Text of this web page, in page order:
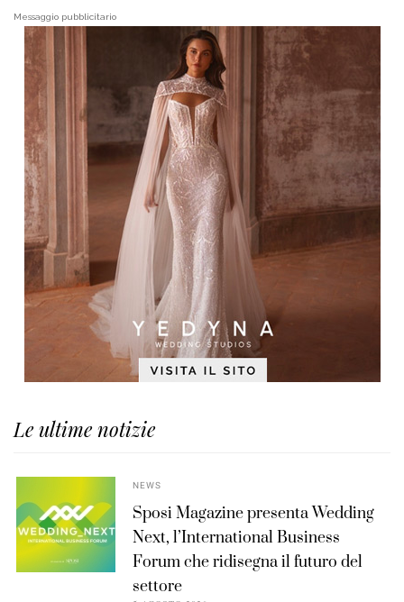
Messaggio pubblicitario
Le ultime notizie
NEWS
Sposi Magazine presenta Wedding
Next, l’International Business
Forum che ridisegna il futuro del
settore